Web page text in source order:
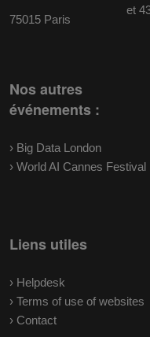
75015 Paris
et
Nos autres
événements :
› Big Data London
› World AI Cannes Festival
Liens utiles
› Helpdesk
› Terms of use of websites
› Contact